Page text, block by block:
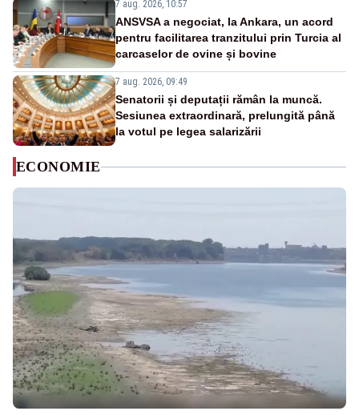
7 aug. 2026, 10:57
ANSVSA a negociat, la Ankara, un acord
pentru facilitarea tranzitului prin Turcia al
carcaselor de ovine și bovine
7 aug. 2026, 09:49
Senatorii și deputații rămân la muncă.
Sesiunea extraordinară, prelungită până
la votul pe legea salarizării
ECONOMIE